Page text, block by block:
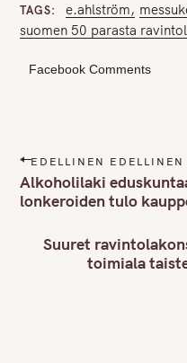
TAGS e.ahlström
suomen 50 parasta
Facebook Comments
P
o
s
EDELLINEN EDELLINEN
Alkoholilaki
lonkeroiden tulo
Suuret
toimiala